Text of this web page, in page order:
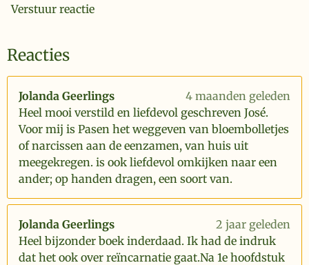
Verstuur reactie
Reacties
Jolanda Geerlings
4 maanden geleden
Heel mooi verstild en liefdevol geschreven José.
Voor mij is Pasen het weggeven van bloembolletjes
of narcissen aan de eenzamen, van huis uit
meegekregen. is ook liefdevol omkijken naar een
ander; op handen dragen, een soort van.
Jolanda Geerlings
2 jaar geleden
Heel bijzonder boek inderdaad. Ik had de indruk
dat het ook over reïncarnatie gaat.Na 1e hoofdstuk